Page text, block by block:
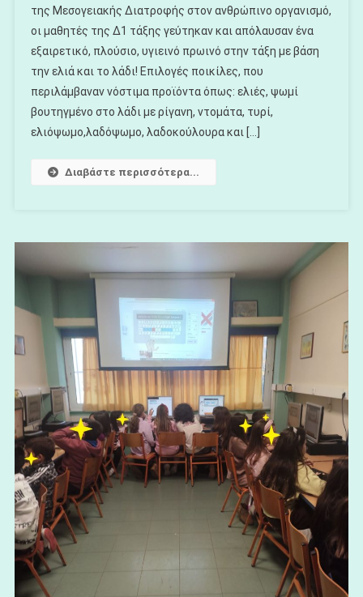
Διατροφής
Στο
της Μεσογειακής Διατροφής στον ανθρώπινο οργανισμό,
οι μαθητές της Δ1 τάξης γεύτηκαν και απόλαυσαν ένα
εξαιρετικό, πλούσιο, υγιεινό πρωινό στην τάξη με βάση
την ελιά και το λάδι! Επιλογές ποικίλες, που
περιλάμβαναν νόστιμα προϊόντα όπως: ελιές, ψωμί
βουτηγμένο στο λάδι με ρίγανη, ντομάτα, τυρί,
ελιόψωμο,λαδόψωμο, λαδοκούλουρα και […]
Διαβάστε περισσότερα...